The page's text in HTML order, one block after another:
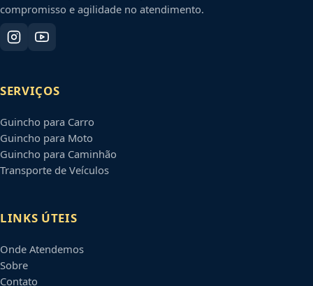
compromisso e agilidade no atendimento.
SERVIÇOS
Guincho para Carro
Guincho para Moto
Guincho para Caminhão
Transporte de Veículos
LINKS ÚTEIS
Onde Atendemos
Sobre
Contato